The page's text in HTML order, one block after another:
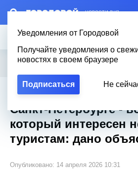
– НОВОСТИ ДНЯ
Уведомления от Городовой
Получайте уведомления о
новостях в своем браузере
Подписаться Не
Новости Эксклюзив Вопросы о
Городовой Вопросы о Петербурге / Сколько
Петербурге - вопрос, который интересен не
Сколько солнечных
Санкт-Петербурге -
который интересен
туристам: дано
Опубликовано: 14 апреля 2026 10:31